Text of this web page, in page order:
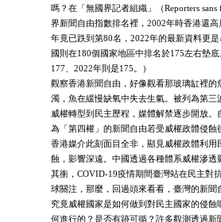
嗎？在「無國界記者組織」（Reporters sans
界新聞自由指數排名裡，2002年時香港還高
年竟已跌到第80名，2022年的最新資料更
國則在180個國家地區中排名於175左右墊
177、2022年則是175。）
觀察香港新聞自由，好像觀看那玻璃缸裡的
濁，魚在緩慢缺氧中失去生氣。被列為第三
威權轉型到民主歷程，媒體解禁逐步開放。
為「第四權」的新聞自由若受威權政體侵蝕
香港媒介此刻面目全非，顯見威權政體利用
蝕，影響深遠。中國透過各種體系威權滲透
其衝，COVID-19疫情期間臺灣站在民主對
球關注，那麼，回過頭來看看，臺灣的新聞
究竟威權國家是如何做到對民主國家的侵蝕
何進行的？是否有跡可循？許多觀測透過新